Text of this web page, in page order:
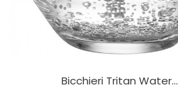
Bicchieri Tritan Water...